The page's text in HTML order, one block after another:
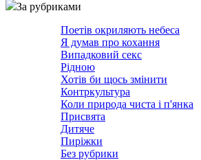
За рубриками
Поетів окриляють небеса
Я думав про кохання
Випадковий секс
Рідною
Хотів би щось змінити
Контркультура
Коли природа чиста і п'янка
Присвята
Дитяче
Пиріжки
Без рубрики